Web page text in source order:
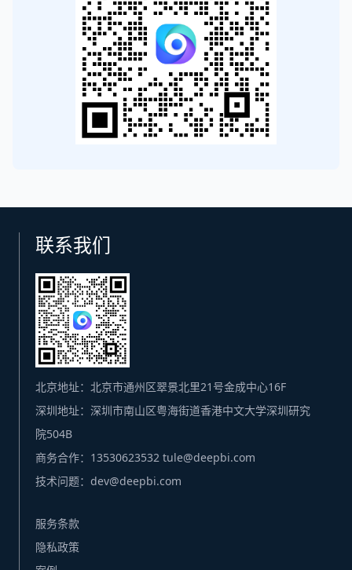
联系我们
北京地址：北京市通州区翠景北里21号金成中心16F
深圳地址：深圳市南山区粤海街道香港中文大学深圳研究
院504B
商务合作：13530623532 tule@deepbi.com
技术问题：dev@deepbi.com
服务条款
隐私政策